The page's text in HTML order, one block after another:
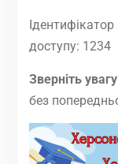
доступу: 1234
Зверніть
без